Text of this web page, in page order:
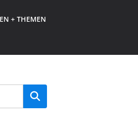
+ THEMEN